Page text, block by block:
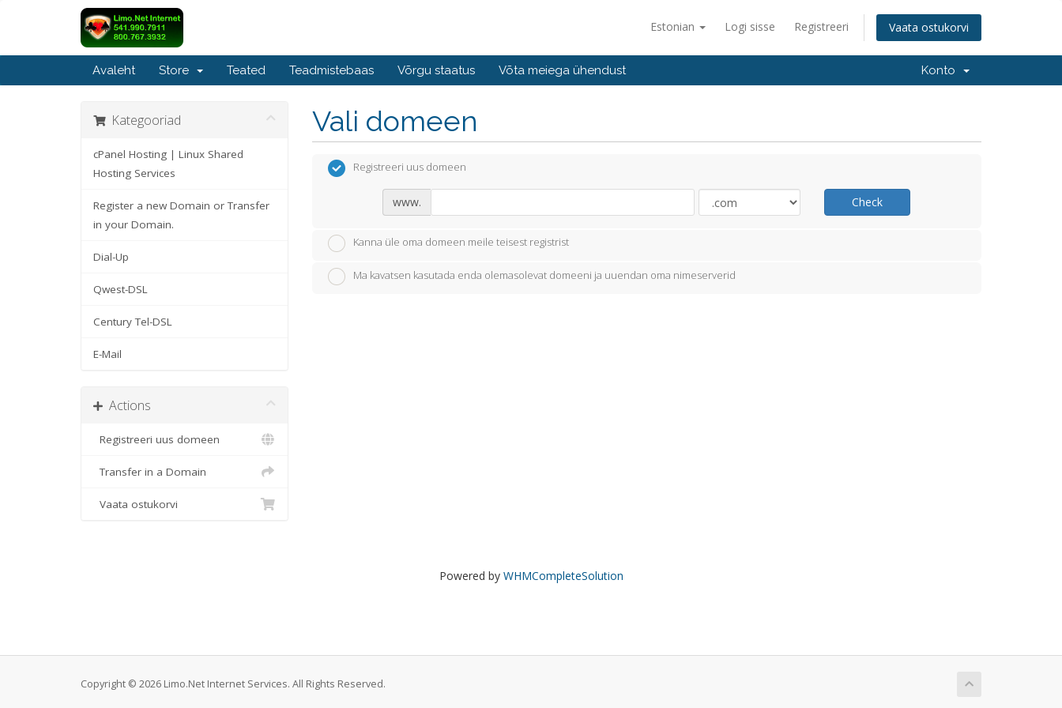
Estonian Logi sisse Registreeri Vaata ostukorvi
Avaleht Store Teated Teadmistebaas Võrgu staatus Võta meiega ühendust Konto
Kategooriad
cPanel Hosting | Linux Shared
Hosting Services
Register a new Domain or Transfer
in your Domain.
Dial-Up
Qwest-DSL
Century Tel-DSL
E-Mail
Actions
Registreeri uus domeen
Transfer in a Domain
Vaata ostukorvi
Vali domeen
Registreeri uus domeen
www. Check
Kanna üle oma domeen meile teisest registrist
Ma kavatsen kasutada enda olemasolevat domeeni ja uuendan oma nimeserverid
Powered by WHMCompleteSolution
Copyright © 2026 Limo.Net Internet Services. All Rights Reserved.